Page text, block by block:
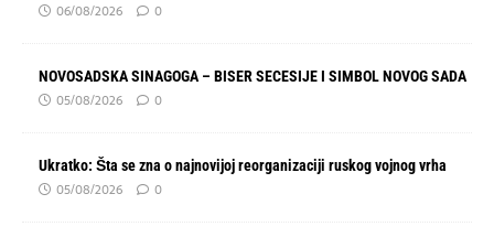
06/08/2026 0
NOVOSADSKA SINAGOGA – BISER SECESIJE I SIMBOL NOVOG SADA
05/08/2026 0
Ukratko: Šta se zna o najnovijoj reorganizaciji ruskog vojnog vrha
05/08/2026 0